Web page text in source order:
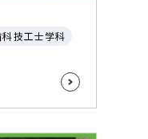
科技工士学科